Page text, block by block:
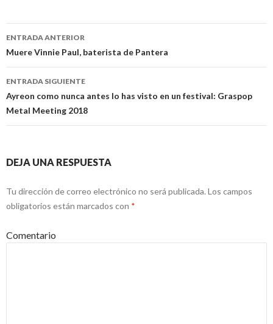
Navegación
de
entradas
ENTRADA ANTERIOR
Muere Vinnie Paul, baterista de Pantera
ENTRADA SIGUIENTE
Ayreon como nunca antes lo has visto en un festival: Graspop
Metal Meeting 2018
DEJA UNA RESPUESTA
Tu dirección de correo electrónico no será publicada. Los campos
obligatorios están marcados con *
Comentario